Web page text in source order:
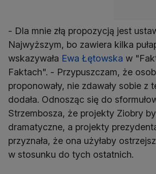
- Dla mnie złą propozycją jest
Najwyższym, bo zawiera kilka
wskazywała Ewa Łętowska w
Faktach". - Przypuszczam, że
proponowały, nie zdawały sobie z
dodała. Odnosząc się do
Strzembosza, że projekty Ziobry
dramatyczne, a projekty
przyznała, że ona użyłaby
w stosunku do tych ostatnich.